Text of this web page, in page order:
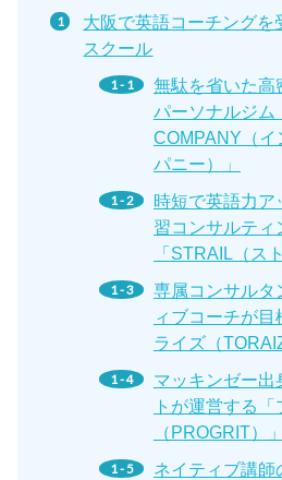
大阪で英語コーチングを
スクール
無駄を省いた高
パーソナルジム
COMPANY（イ
パニー）」
時短で英語力ア
習コンサルティ
「STRAIL（ス
専属コンサルタ
ィブコーチが目
ライズ（
マッキンゼー出
トが運営する「
（PROGRIT）」
ネイティブ講師